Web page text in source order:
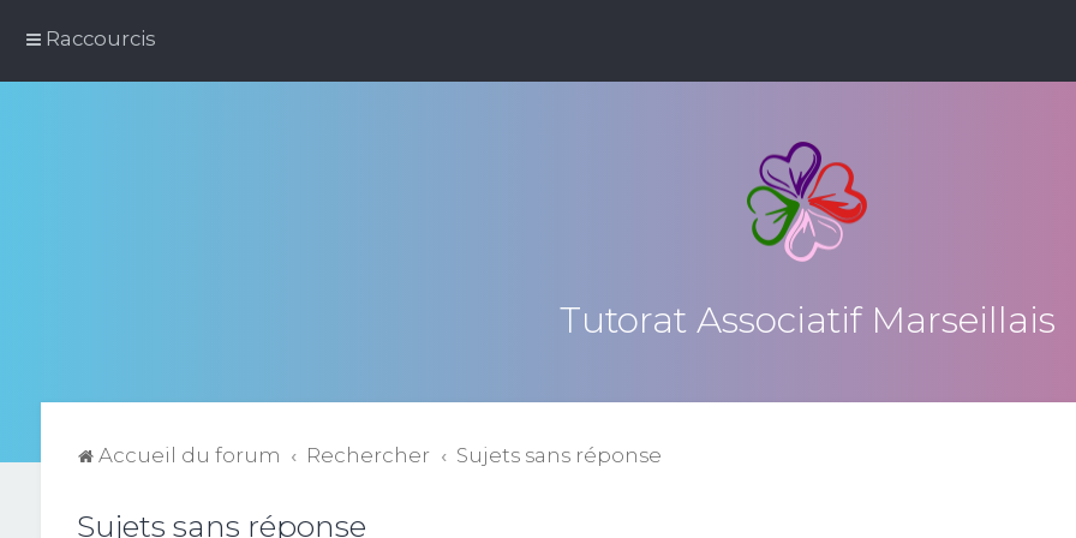
Raccourcis
Tutorat Associatif Marseillais
Accueil du forum Rechercher Sujets sans réponse
Sujets sans réponse